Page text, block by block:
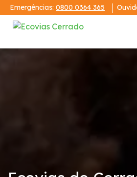
Emergências: 0800 0364 365
Código de Conduta